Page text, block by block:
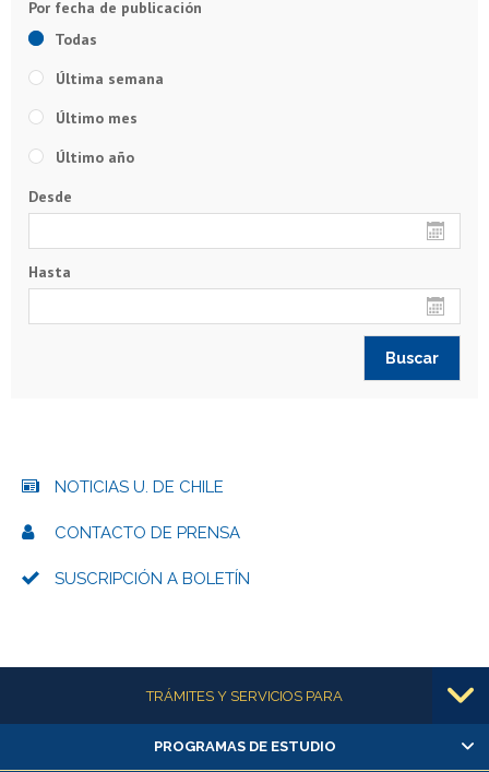
Todas
Última semana
Último mes
Último año
Desde
Hasta
NOTICIAS U. DE CHILE
CONTACTO DE PRENSA
SUSCRIPCIÓN A BOLETÍN
Más informaciónTRÁMITES Y SERVICIOS PARA
Alumnas/os y exalumnas/os
PROGRAMAS DE ESTUDIO